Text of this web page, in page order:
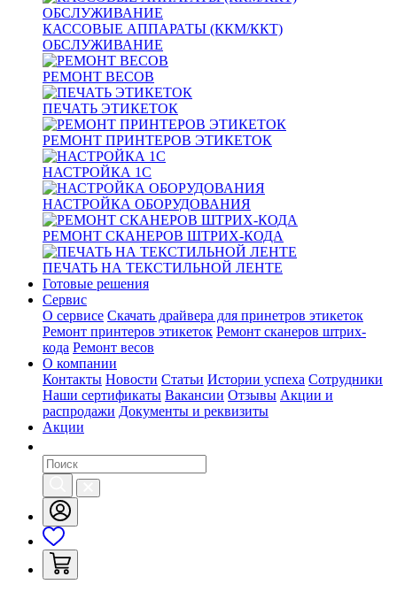
КАССОВЫЕ АППАРАТЫ (ККМ/ККТ)
ОБСЛУЖИВАНИЕ
РЕМОНТ ВЕСОВ
ПЕЧАТЬ ЭТИКЕТОК
РЕМОНТ ПРИНТЕРОВ ЭТИКЕТОК
НАСТРОЙКА 1С
НАСТРОЙКА ОБОРУДОВАНИЯ
РЕМОНТ СКАНЕРОВ ШТРИХ-КОДА
ПЕЧАТЬ НА ТЕКСТИЛЬНОЙ ЛЕНТЕ
Готовые решения
Сервис
О сервисе Скачать драйвера для принетров этикеток
Ремонт принтеров этикеток Ремонт сканеров штрих-
кода Ремонт весов
О компании
Контакты Новости Статьи Истории успеха Сотрудники
Наши сертификаты Вакансии Отзывы Акции и
распродажи Документы и реквизиты
Акции